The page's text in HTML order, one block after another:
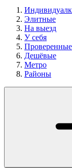
Элитные
На выезд
У себя
Проверенные
Дешёвые
Метро
Районы